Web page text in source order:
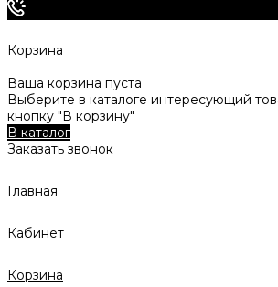
Корзина
Ваша корзина пуста
Выберите в каталоге интересующий
кнопку "В корзину"
В каталог
Заказать звонок
Главная
Кабинет
Корзина